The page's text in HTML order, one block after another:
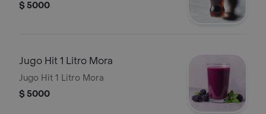
$ 5000
Jugo Hit 1 Litro Mora
Jugo Hit 1 Litro Mora
$ 5000